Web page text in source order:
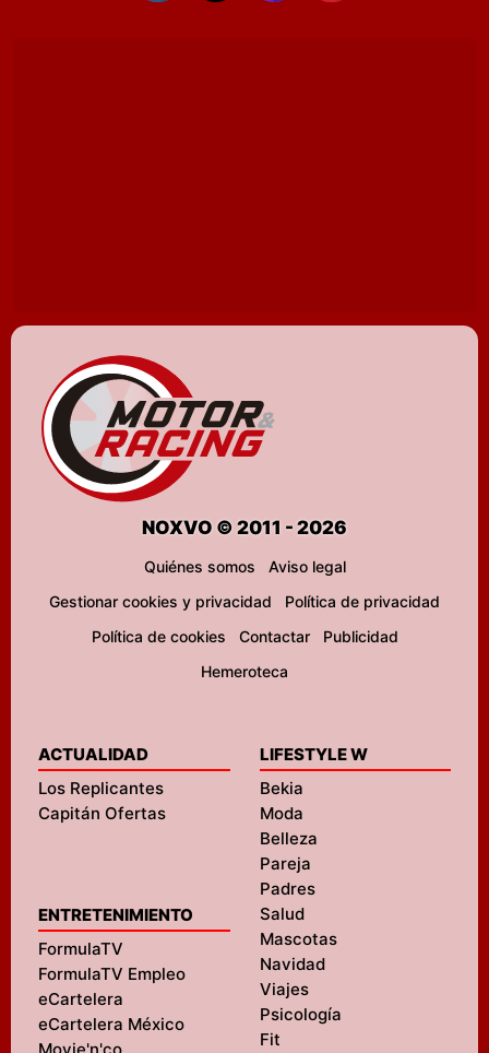
NOXVO © 2011 - 2026
Quiénes somos
Aviso legal
Gestionar cookies y privacidad
Política de privacidad
Política de cookies
Contactar
Publicidad
Hemeroteca
ACTUALIDAD
Los Replicantes
Capitán Ofertas
ENTRETENIMIENTO
FormulaTV
FormulaTV Empleo
eCartelera
eCartelera México
LIFESTYLE W
Bekia
Moda
Belleza
Pareja
Padres
Salud
Mascotas
Navidad
Viajes
Psicología
Fit